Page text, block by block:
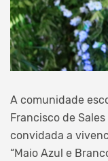
A comunidade
Francisco de
convidada a
“Maio Azul e